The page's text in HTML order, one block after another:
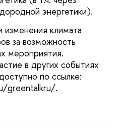
энергетики).
климата
за возможность
мероприятия.
в других событиях
по ссылке:
greentalkru/.